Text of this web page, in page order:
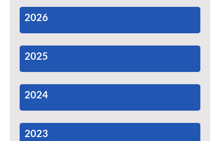
2026
2025
2024
2023